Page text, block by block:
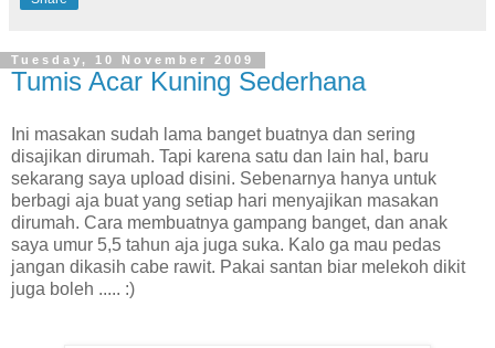
Tuesday, 10 November 2009
Tumis Acar Kuning Sederhana
Ini masakan sudah lama banget buatnya dan sering
disajikan dirumah. Tapi karena satu dan lain hal, baru
sekarang saya upload disini. Sebenarnya hanya untuk
berbagi aja buat yang setiap hari menyajikan masakan
dirumah. Cara membuatnya gampang banget, dan anak
saya umur 5,5 tahun aja juga suka. Kalo ga mau pedas
jangan dikasih cabe rawit. Pakai santan biar melekoh dikit
juga boleh ..... :)